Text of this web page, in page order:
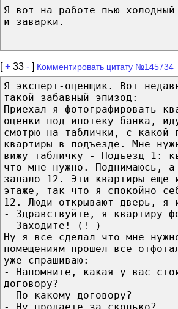
Я вот на работе пью
и заварки.
[+ 33 - ] Комментировать цитату №145734
Я эксперт-оценщик. Вот
такой забавный эпизод:
Приехал я фотографировать
оценки под ипотеку банка,
смотрю на таблички, с какой
квартиры в подъезде. Мне
вижу табличку - Подъезд 1:
что мне нужно. Поднимаюсь,
запало 12. Эти квартиры еще
этаже, так что я спокойно
12. Люди открывают дверь, я
- Здравствуйте, я квартиру
- Заходите! (! )
Ну я все сделал что мне
помещениям прошел все
уже спрашиваю:
- Напомните, какая у вас
договору?
- По какому договору?
- Ну продаете за сколько?